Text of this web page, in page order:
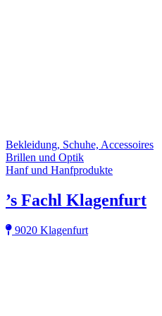
Bekleidung, Schuhe, Accessoires
Brillen und Optik
Hanf und Hanfprodukte
’s Fachl Klagenfurt
9020 Klagenfurt